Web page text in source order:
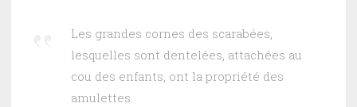
Les grandes cornes des scarabées,
lesquelles sont dentelées, attachées au
cou des enfants, ont la propriété des
amulettes.